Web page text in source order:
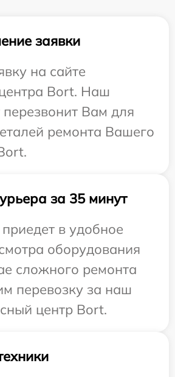
заявки
на сайте
Bort. Наш
перезвонит Вам для
ремонта Вашего
за 35 минут
в удобное
оборудования
сложного ремонта
перевозку за наш
центр Bort.